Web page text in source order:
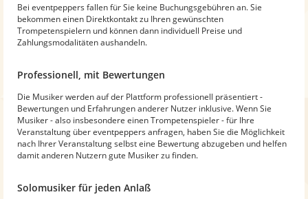
Bei eventpeppers fallen für Sie keine Buchungsgebühren an. Sie
bekommen einen Direktkontakt zu Ihren gewünschten
Trompetenspielern und können dann individuell Preise und
Zahlungsmodalitäten aushandeln.
Professionell, mit Bewertungen
Die Musiker werden auf der Plattform professionell präsentiert -
Bewertungen und Erfahrungen anderer Nutzer inklusive. Wenn Sie
Musiker - also insbesondere einen Trompetenspieler - für Ihre
Veranstaltung über eventpeppers anfragen, haben Sie die Möglichkeit
nach Ihrer Veranstaltung selbst eine Bewertung abzugeben und helfen
damit anderen Nutzern gute Musiker zu finden.
Solomusiker für jeden Anlaß